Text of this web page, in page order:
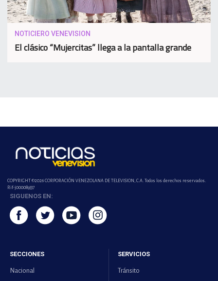
NOTICIERO VENEVISION
El clásico “Mujercitas” llega a la pantalla grande
COPYRIGHT ©2026 CORPORACIÓN VENEZOLANA DE TELEVISION, C.A. Todos los derechos reservados.
Rif-j000089337
SIGUENOS EN:
SECCIONES
Nacional
SERVICIOS
Tránsito